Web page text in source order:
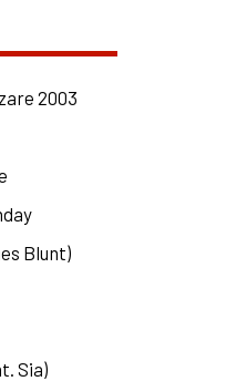
2003
Blunt)
Sia)